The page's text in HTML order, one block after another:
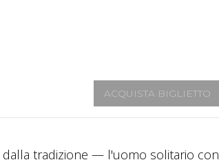
ACQUISTA BIGLIETTO
dalla tradizione — l'uomo solitario con